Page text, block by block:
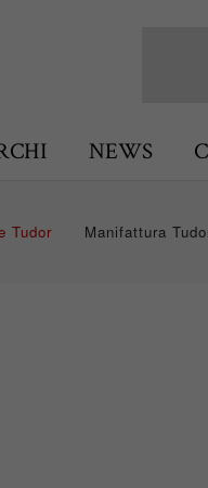
NEWS
Tudor Manifattura